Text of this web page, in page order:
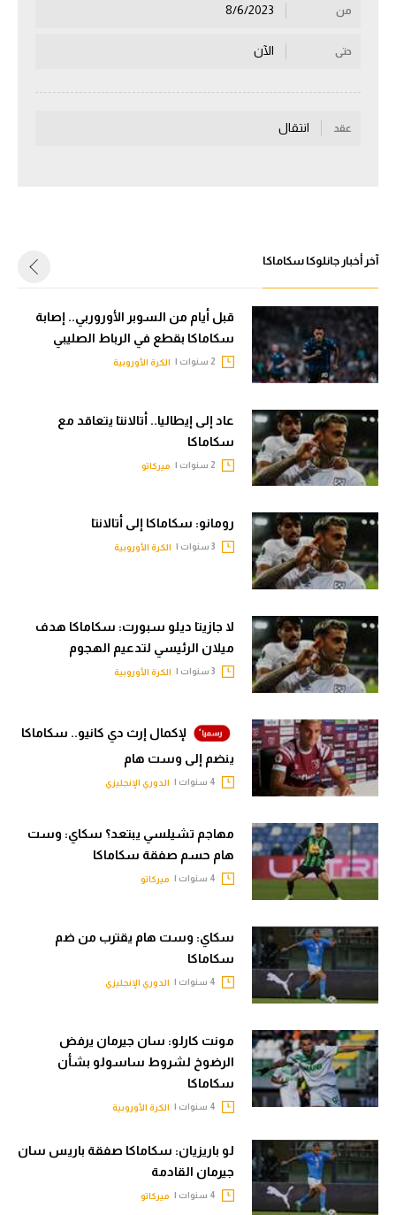
منتخب مصر
سعودي في الجول
الدوري الإسباني
أمم إفريقيا
كرة سلة
كرة يد
الوطن العربي
في المونديال
رياضة نسائية
آسيا
أمريكا
ركن الألعاب
أقسام خاصة
ميركاتو
تحقيق في الجول
تحليل في الجول
حكايات في الجول
فيديو في الجول
من
حتى الآن
عقد انتقال
آخر أخبار جانلوكا سكاماكا
قبل أيام من السوبر الأوروربي.. إصابة
سكاماكا بقطع في الرباط الصليبي
الكرة الأوروبية
عاد إلى إيطاليا.. أتالانتا يتعاقد مع
سكاماكا
ميركاتو
رومانو: سكاماكا إلى أتالانتا
الكرة الأوروبية
لا جازيتا ديلو سبورت: سكاماكا هدف
ميلان الرئيسي لتدعيم الهجوم
الكرة الأوروبية
لإكمال إرث دي كانيو.. سكاماكا
ينضم إلى وست هام
الدوري الإنجليزي
مهاجم تشيلسي يبتعد؟ سكاي: وست
هام حسم صفقة سكاماكا
ميركاتو
سكاي: وست هام يقترب من ضم
سكاماكا
الدوري الإنجليزي
مونت كارلو: سان جيرمان يرفض
الرضوخ لشروط ساسولو بشأن
سكاماكا
الكرة الأوروبية
لو باريزيان: سكاماكا صفقة باريس سان
جيرمان القادمة
ميركاتو